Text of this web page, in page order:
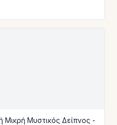
Μικρή Μυστικός Δείπνος -